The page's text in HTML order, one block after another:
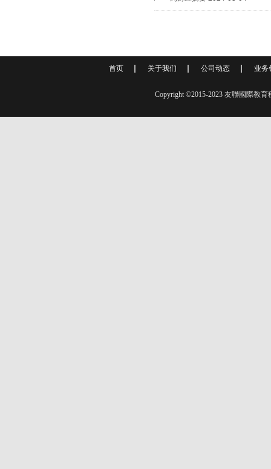
首页 关于我们 公司动态 业务
Copyright ©2015-2023 友聯國際教